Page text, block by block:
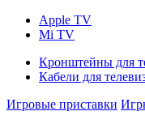
Apple TV
Mi TV
Кронштейны для
Кабели для
Игровые приставки